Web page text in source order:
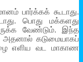
பார்க்கக் கூடாது.
பொது மக்களது
வேண்டும். இந்த
கடுமையாகப்
எளிய வட மாகாண